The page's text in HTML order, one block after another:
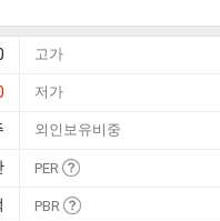
고가
저가
외인보유비중
PER
PBR